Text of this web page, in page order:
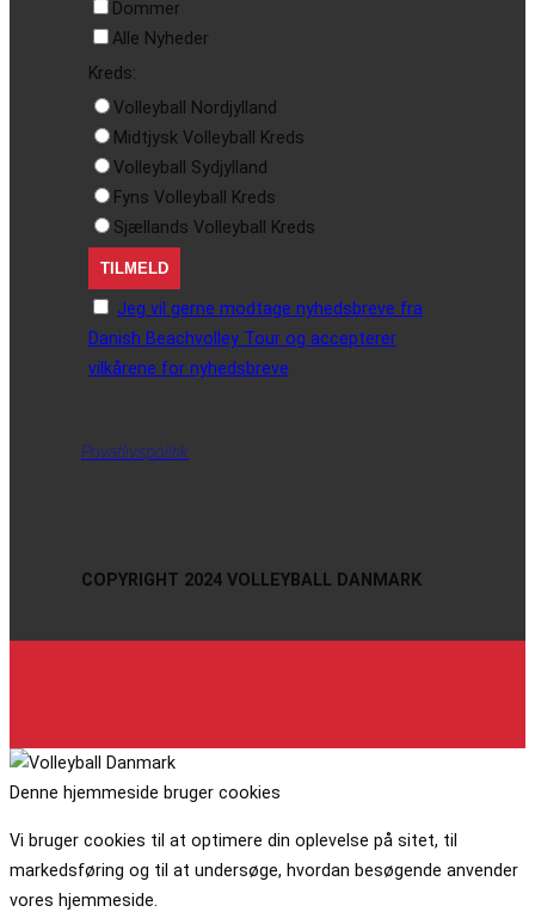
Dommer
Alle Nyheder
Kreds:
Volleyball Nordjylland
Midtjysk Volleyball Kreds
Volleyball Sydjylland
Fyns Volleyball Kreds
Sjællands Volleyball Kreds
Jeg vil gerne modtage nyhedsbreve fra
Danish Beachvolley Tour og accepterer
vilkårene for nyhedsbreve
Privatlivspolitik
COPYRIGHT 2024 VOLLEYBALL DANMARK
Denne hjemmeside bruger cookies
Vi bruger cookies til at optimere din oplevelse på sitet, til
markedsføring og til at undersøge, hvordan besøgende anvender
vores hjemmeside.